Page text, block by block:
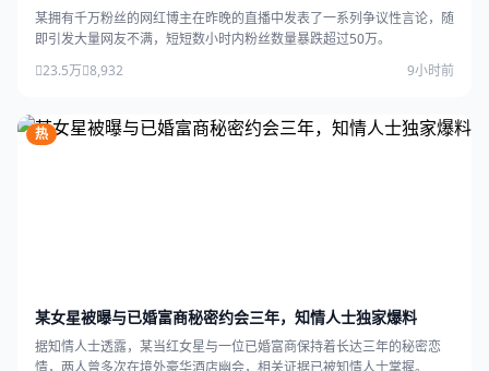
某拥有千万粉丝的网红博主在昨晚的直播中发表了一系列争议性言论，随
即引发大量网友不满，短短数小时内粉丝数量暴跌超过50万。
23.5万 8,932 9小时前
热
某女星被曝与已婚富商秘密约会三年，知情人士独家爆料
据知情人士透露，某当红女星与一位已婚富商保持着长达三年的秘密恋
情，两人曾多次在境外豪华酒店幽会，相关证据已被知情人士掌握。